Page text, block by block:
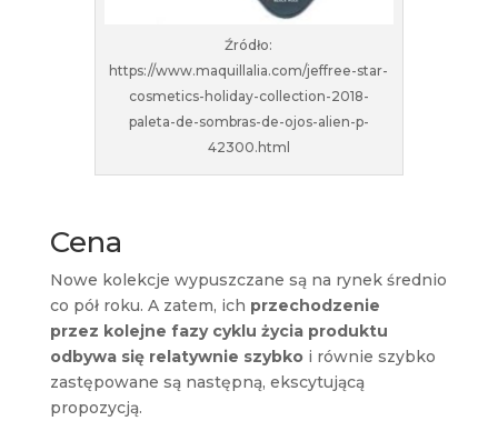
Źródło:
https://www.maquillalia.com/jeffree-star-
cosmetics-holiday-collection-2018-
paleta-de-sombras-de-ojos-alien-p-
42300.html
Cena
Nowe kolekcje wypuszczane są na rynek średnio
co pół roku. A zatem, ich przechodzenie
przez kolejne fazy cyklu życia produktu
odbywa się relatywnie szybkoi równie szybko
zastępowane są następną, ekscytującą
propozycją.